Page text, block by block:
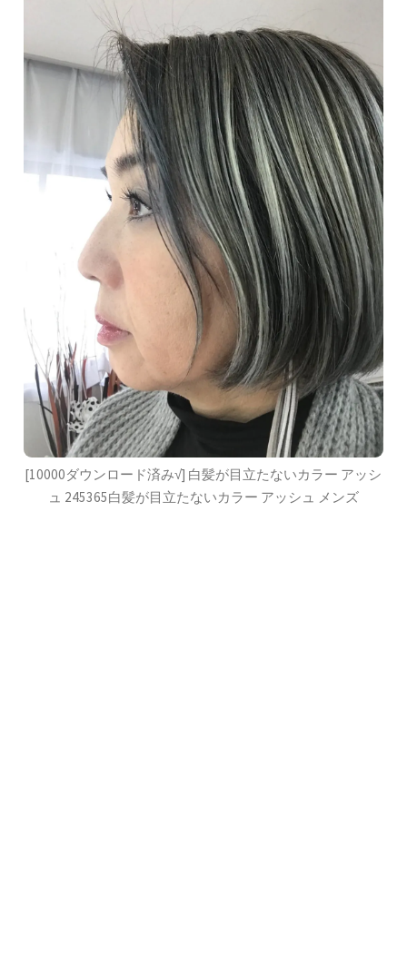
[10000ダウンロード済み√] 白髪が目立たないカラー アッシ
ュ 245365白髪が目立たないカラー アッシュ メンズ